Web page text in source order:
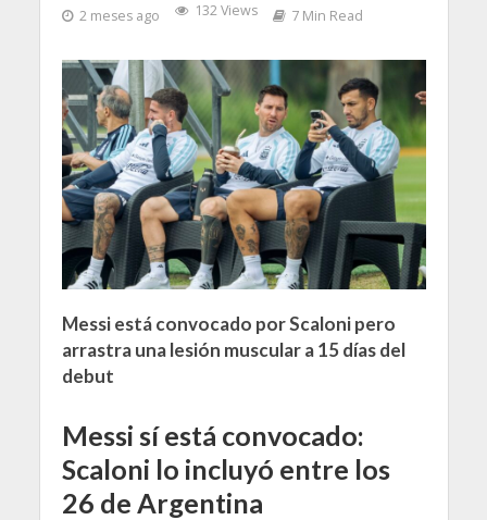
2 meses ago 132 Views 7 Min Read
Messi está convocado por Scaloni pero
arrastra una lesión muscular a 15 días del
debut
Messi sí está convocado:
Scaloni lo incluyó entre los
26 de Argentina